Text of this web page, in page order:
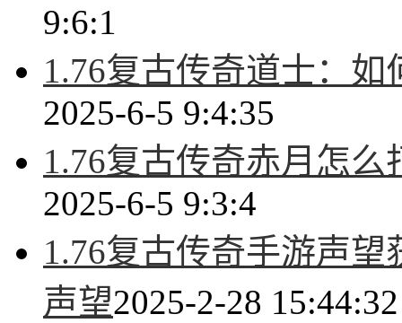
9:6:1
1.76复古传奇道士：
2025-6-5 9:4:35
1.76复古传奇赤月怎
2025-6-5 9:3:4
1.76复古传奇手游声
声望2025-2-28 15:44:32